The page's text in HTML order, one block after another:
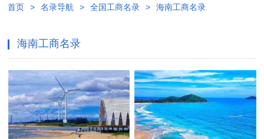
首页 > 名录导航 > 全国工商名录 > 海南工商名录
海南工商名录